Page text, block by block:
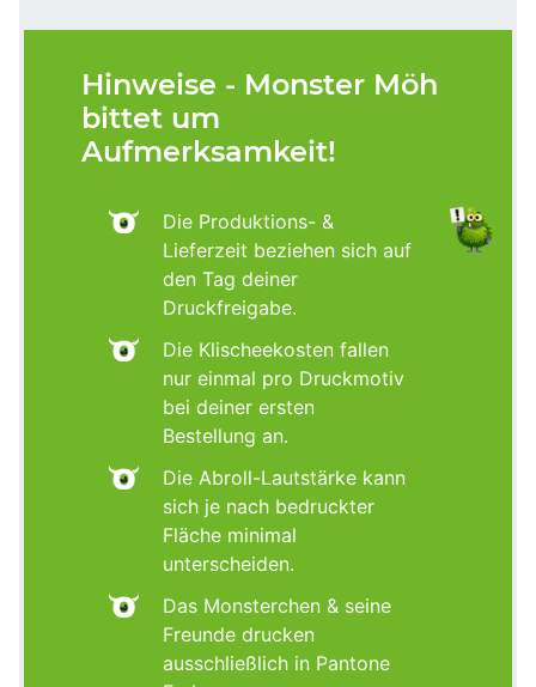
Hinweise - Monster Möh
bittet um
Aufmerksamkeit!
Die Produktions- &
Lieferzeit beziehen sich auf
den Tag deiner
Druckfreigabe.
Die Klischeekosten fallen
nur einmal pro Druckmotiv
bei deiner ersten
Bestellung an.
Die Abroll-Lautstärke kann
sich je nach bedruckter
Fläche minimal
unterscheiden.
Das Monsterchen & seine
Freunde drucken
ausschließlich in Pantone